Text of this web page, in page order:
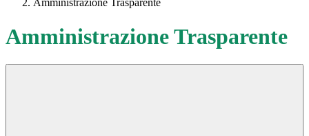
Amministrazione Trasparente
Amministrazione Trasparente